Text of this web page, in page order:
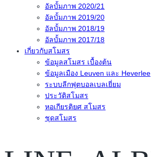
อัลบั้มภาพ 2020/21
อัลบั้มภาพ 2019/20
อัลบั้มภาพ 2018/19
อัลบั้มภาพ 2017/18
เกี่ยวกับสโมสร
ข้อมูลสโมสร เบื้องต้น
ข้อมูลเมือง Leuven และ Heverlee
ระบบลีกฟุตบอลเบลเยี่ยม
ประวัติสโมสร
หอเกียรติยศ สโมสร
ชุดสโมสร